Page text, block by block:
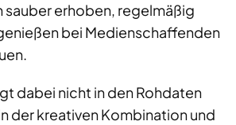
erhoben, regelmäßig
bei Medienschaffenden
dabei nicht in den Rohdaten
der kreativen Kombination und